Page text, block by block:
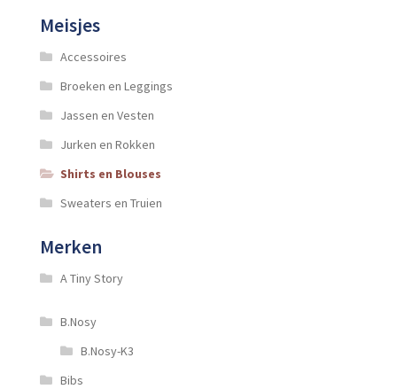
Meisjes
Accessoires
Broeken en Leggings
Jassen en Vesten
Jurken en Rokken
Shirts en Blouses
Sweaters en Truien
Merken
A Tiny Story
B.Nosy
B.Nosy-K3
Bibs